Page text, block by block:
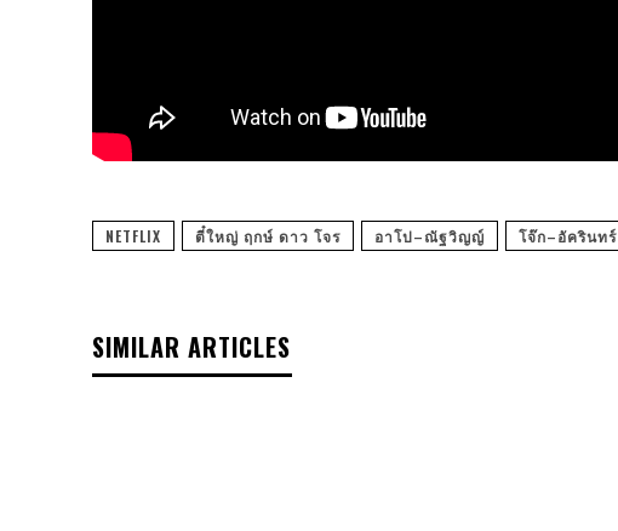
NETFLIX ตี๋ใหญ่ ฤกษ์ ดาว โจร อาโป–ณัฐวิญญ์ โจ๊ก–อัครินทร์
SIMILAR ARTICLES